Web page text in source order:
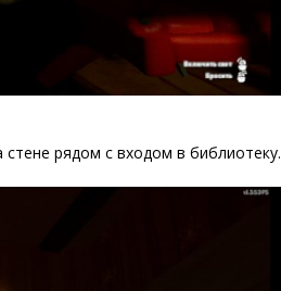
рядом с входом в библиотеку.